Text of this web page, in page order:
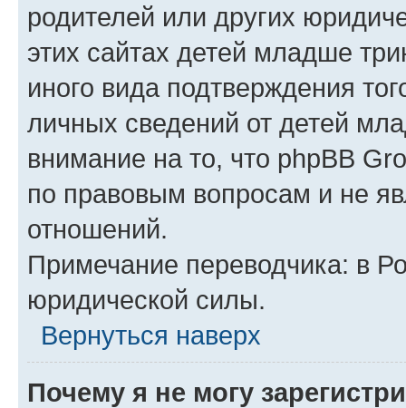
родителей или других
этих сайтах детей младше
иного вида подтверждения
личных сведений от детей
внимание на то, что phpBB
по правовым вопросам и не
отношений.
Примечание переводчика: в
юридической силы.
Вернуться наверх
Почему я не могу